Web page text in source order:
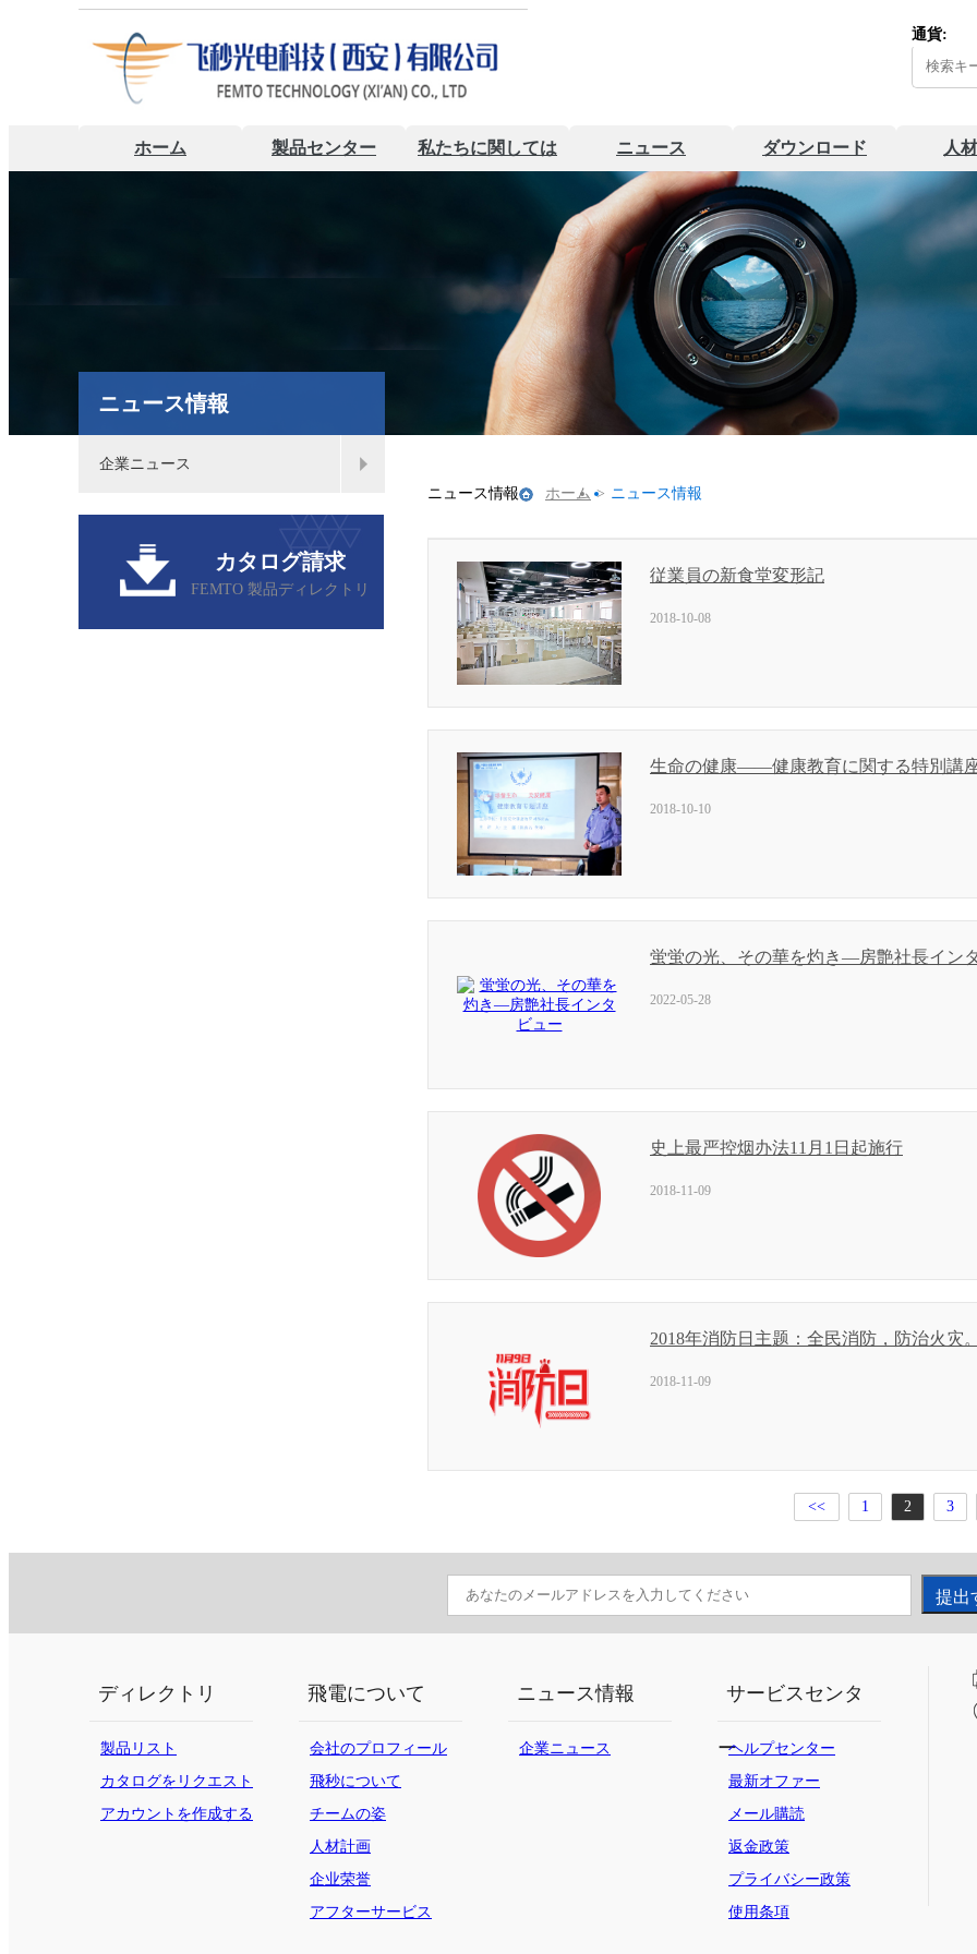
通貨:
ホーム 製品センター 私たちに関しては ニュース ダウンロード 人
ニュース情報
企業ニュース
カタログ請求
FEMTO 製品ディレクトリ
ニュース情報 ホーム > ニュース情報
従業員の新食堂変形記
2018-10-08
生命の健康——健康教育に関する特別講
2018-10-10
蛍蛍の光、その華を灼き—房艶社長イン
2022-05-28
史上最严控烟办法11月1日起施行
2018-11-09
2018年消防日主题：全民消防，防治火灾
2018-11-09
<< 1 2 3
ディレクトリ
製品リスト
カタログをリクエスト
する
アカウントを作成する
飛電について
会社のプロフィール
飛秒について
チームの姿
人材計画
企业荣誉
アフターサービス
ニュース情報
企業ニュース
サービスセンタ
ーヘルプセンター
最新オファー
メール購読
返金政策
プライバシー政策
使用条項